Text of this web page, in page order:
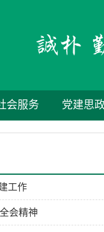
会服务 党建思
工作
会精神